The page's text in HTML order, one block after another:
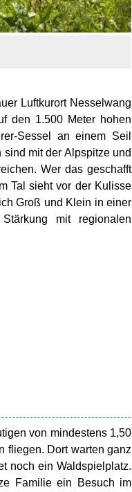
Luftkurort Nesselwang
den 1.500 Meter hohen
Sessel an einem Seil
mit der Alpspitze und
Wer das geschafft
Tal sieht vor der Kulisse
Groß und Klein in einer
mit regionalen
von mindestens 1,50
fliegen. Dort warten ganz
noch ein Waldspielplatz.
Familie ein Besuch im